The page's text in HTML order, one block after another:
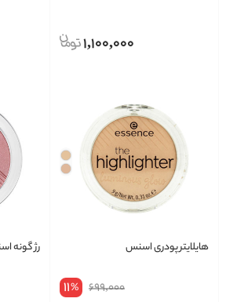
1,100,000
هایلایتر پودری اسنس
699,000
11%
رژ گونه